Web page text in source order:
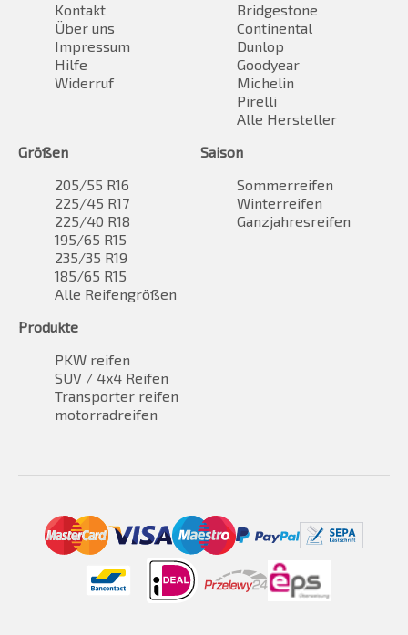
Kontakt
Über uns
Impressum
Hilfe
Widerruf
Bridgestone
Continental
Dunlop
Goodyear
Michelin
Pirelli
Alle Hersteller
Größen
205/55 R16
225/45 R17
225/40 R18
195/65 R15
235/35 R19
185/65 R15
Alle Reifengrößen
Saison
Sommerreifen
Winterreifen
Ganzjahresreifen
Produkte
PKW reifen
SUV / 4x4 Reifen
Transporter reifen
motorradreifen